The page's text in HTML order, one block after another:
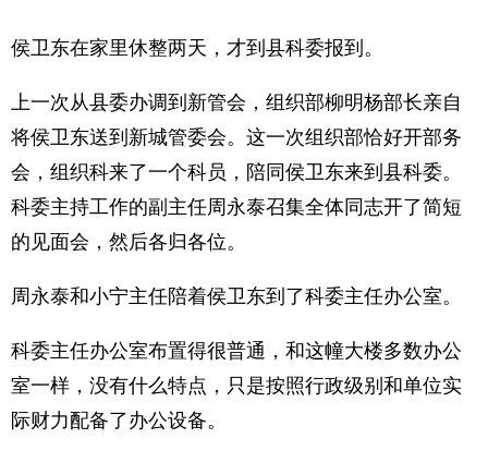
侯卫东在家里休整两天，才到县科委报到。
上一次从县委办调到新管会，组织部柳明杨部长亲自
将侯卫东送到新城管委会。这一次组织部恰好开部务
会，组织科来了一个科员，陪同侯卫东来到县科委。
科委主持工作的副主任周永泰召集全体同志开了简短
的见面会，然后各归各位。
周永泰和小宁主任陪着侯卫东到了科委主任办公室。
科委主任办公室布置得很普通，和这幢大楼多数办公
室一样，没有什么特点，只是按照行政级别和单位实
际财力配备了办公设备。